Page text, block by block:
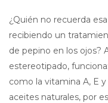
¿Quién no recuerda
recibiendo un
de pepino en los ojos?
estereotipado,
como la vitamina A, E
aceites naturales, por